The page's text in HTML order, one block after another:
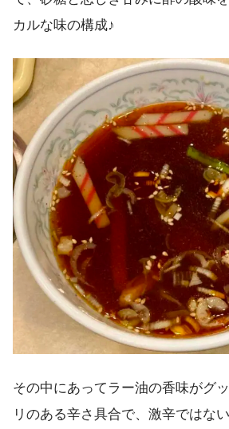
カルな味の構成♪
その中にあってラー油の香味がグ
リのある辛さ具合で、激辛ではな